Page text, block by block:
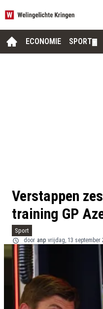
ECONOMIE SPORT
Verstappen
training GP
Sport
door anp vrijdag, 13 september